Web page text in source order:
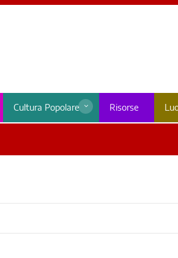
Cultura Popolare Risorse